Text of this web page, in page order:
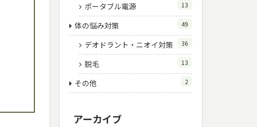
ポータブル電源 13
体の悩み対策 49
デオドラント・ニオイ対策 36
脱毛 13
その他 2
アーカイブ